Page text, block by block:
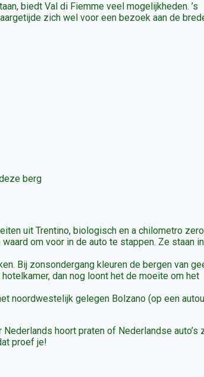
biedt Val di Fiemme veel mogelijkheden. ’s
zich wel voor een bezoek aan de
berg
uit Trentino, biologisch en a chilometro
om voor in de auto te stappen. Ze staan
Bij zonsondergang kleuren de bergen van
dan nog loont het de moeite om het
noordwestelijk gelegen Bolzano (op een
hoort praten of Nederlandse auto’s
proef je!